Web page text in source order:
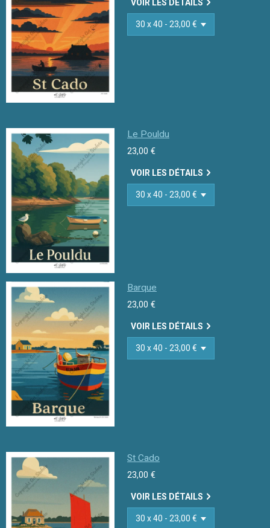
VOIR LES DÉTAILS
Le Pouldu
23,00 €
VOIR LES DÉTAILS
Barque
23,00 €
VOIR LES DÉTAILS
St Cado
23,00 €
VOIR LES DÉTAILS